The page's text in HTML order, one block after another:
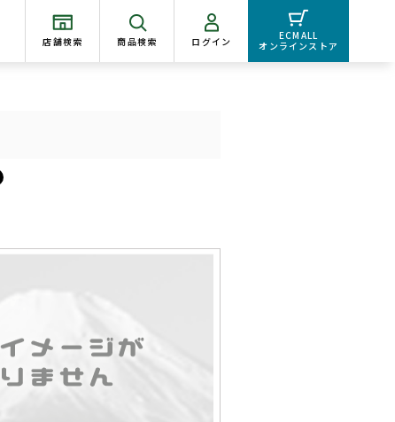
店舗検索 商品検索 ログイン
ECMALL
オンラインストア